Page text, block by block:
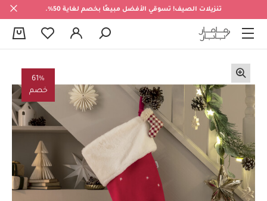
تنزيلات الصيف! تسوقي الأفضل مبيعًا بخصم لغاية 50%.
61%
خصم